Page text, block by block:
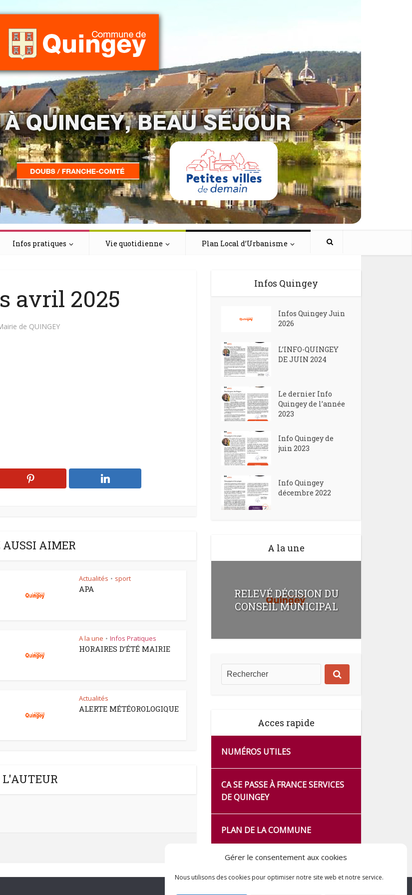
Gérer le consentement aux cookies
Nous utilisons des cookies pour optimiser notre site web et notre service.
Infos pratiques Vie quotidienne Plan Local d’Urbanisme
avril 2025
de QUINGEY
AUSSI AIMER
Actualités • sport
APA
A la une • Infos Pratiques
HORAIRES D’ÉTÉ MAIRIE
Actualités
ALERTE MÉTÉOROLOGIQUE
L'AUTEUR
Infos Quingey
Infos Quingey Juin
2026
L’INFO-QUINGEY
DE JUIN 2024
Le dernier Info
Quingey de l’année
2023
Info Quingey de
juin 2023
Info Quingey
décembre 2022
A la une
RELEVÉ DÉCISION DU
CONSEIL MUNICIPAL
Acces rapide
NUMÉROS UTILES
CA SE PASSE À FRANCE SERVICES
DE QUINGEY
PLAN DE LA COMMUNE